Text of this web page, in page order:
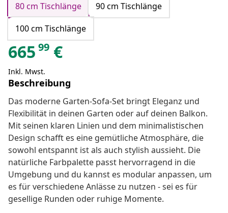
80 cm Tischlänge
90 cm Tischlänge
100 cm Tischlänge
665 99 €
Inkl. Mwst.
Beschreibung
Das moderne Garten-Sofa-Set bringt Eleganz und
Flexibilität in deinen Garten oder auf deinen Balkon.
Mit seinen klaren Linien und dem minimalistischen
Design schafft es eine gemütliche Atmosphäre, die
sowohl entspannt ist als auch stylish aussieht. Die
natürliche Farbpalette passt hervorragend in die
Umgebung und du kannst es modular anpassen, um
es für verschiedene Anlässe zu nutzen - sei es für
gesellige Runden oder ruhige Momente.